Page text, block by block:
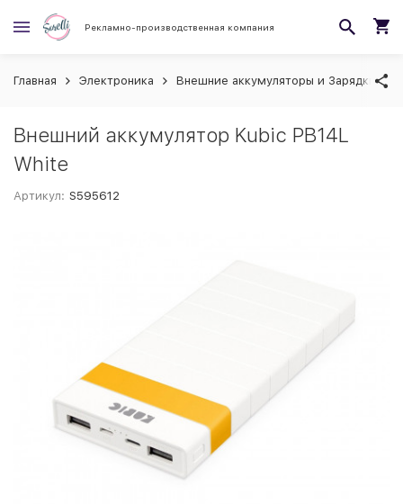
Рекламно-производственная компания
Главная Электроника Внешние аккумуляторы и Зарядки
Внешний аккумулятор Kubic PB14L
White
Артикул: S595612